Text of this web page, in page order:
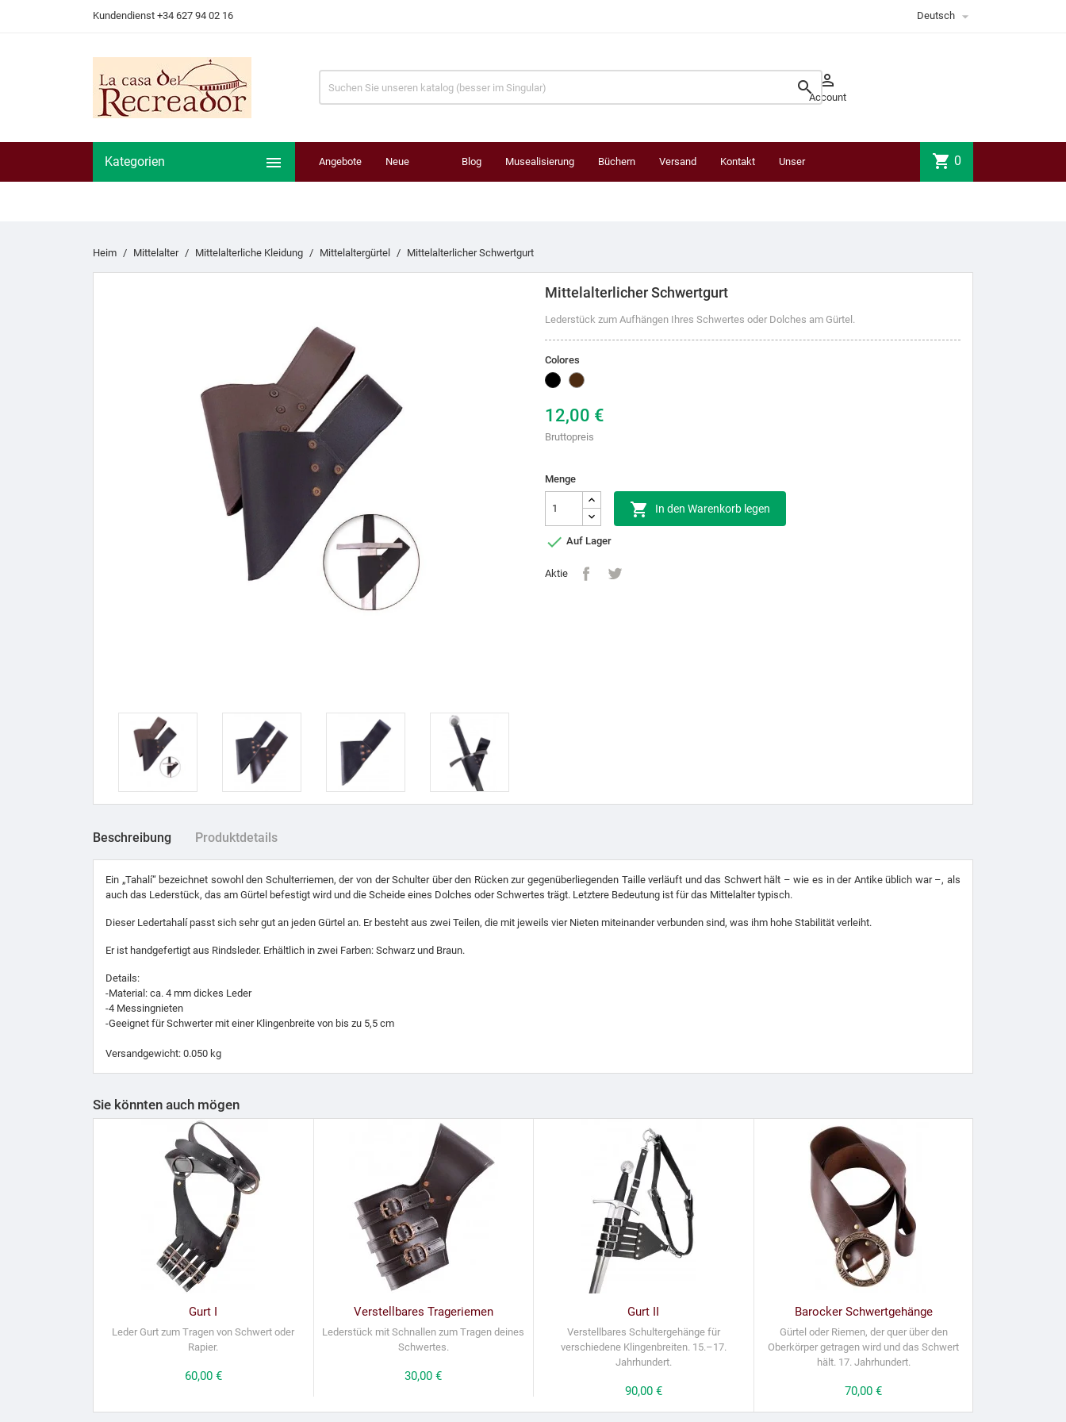
Kundendienst +34 627 94 02 16 Deutsch 
 
Account
Kategorien  Angebote Neue Blog Musealisierung Büchern Versand Kontakt Unser shopping_cart 0
Heim Mittelalter Mittelalterliche Kleidung Mittelaltergürtel Mittelalterlicher Schwertgurt
Mittelalterlicher Schwertgurt
Lederstück zum Aufhängen Ihres Schwertes oder Dolches am Gürtel.
Colores
SchwarzBraun
12,00 €
Bruttopreis
Menge
 In den Warenkorb legen
 Auf Lager
Aktie
Beschreibung Produktdetails
Ein „Tahalí“ bezeichnet sowohl den Schulterriemen, der von der Schulter über den Rücken zur gegenüberliegenden Taille verläuft und das Schwert hält – wie es in der Antike üblich war –, als
auch das Lederstück, das am Gürtel befestigt wird und die Scheide eines Dolches oder Schwertes trägt. Letztere Bedeutung ist für das Mittelalter typisch.
Dieser Ledertahalí passt sich sehr gut an jeden Gürtel an. Er besteht aus zwei Teilen, die mit jeweils vier Nieten miteinander verbunden sind, was ihm hohe Stabilität verleiht.
Er ist handgefertigt aus Rindsleder. Erhältlich in zwei Farben: Schwarz und Braun.
Details:
-Material: ca. 4 mm dickes Leder
-4 Messingnieten
-Geeignet für Schwerter mit einer Klingenbreite von bis zu 5,5 cm
Versandgewicht: 0.050 kg
Sie könnten auch mögen
Gurt I
Leder Gurt zum Tragen von Schwert oder
Rapier.
Preis
60,00 €
Verstellbares Trageriemen
Lederstück mit Schnallen zum Tragen deines
Schwertes.
Preis
30,00 €
Gurt II
Verstellbares Schultergehänge für
verschiedene Klingenbreiten. 15.–17.
Jahrhundert.
Preis
90,00 €
Barocker Schwertgehänge
Gürtel oder Riemen, der quer über den
Oberkörper getragen wird und das Schwert
hält. 17. Jahrhundert.
Preis
70,00 €